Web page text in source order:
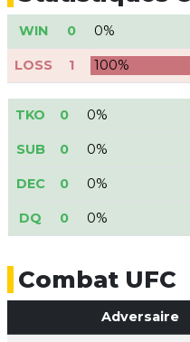
WIN 0 0%
LOSS 1 100%
TKO 0 0%
SUB 0 0%
DEC 0 0%
DQ 0 0%
Combat UFC
Adversaire